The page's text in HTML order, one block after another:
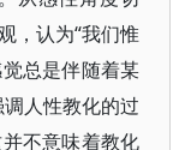
，认为“我们惟
总是伴随着某
人性教化的过
不意味着教化